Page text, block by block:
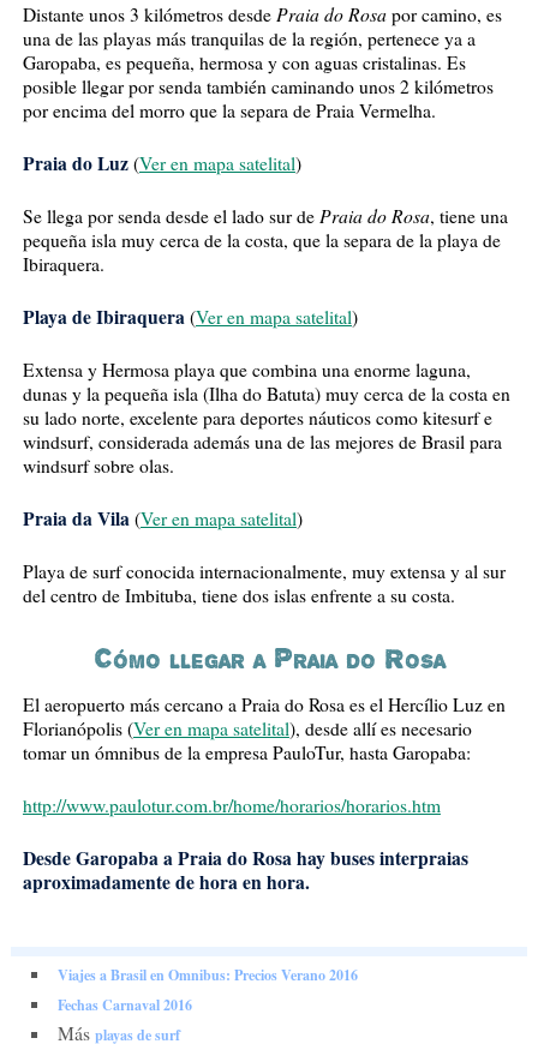
Distante unos 3 kilómetros desde Praia do Rosapor camino, es
una de las playas más tranquilas de la región, pertenece ya a
Garopaba, es pequeña, hermosa y con aguas cristalinas. Es
posible llegar por senda también caminando unos 2 kilómetros
por encima del morro que la separa de Praia Vermelha.
Praia do Luz(Ver en mapa satelital)
Se llega por senda desde el lado sur de Praia do Rosa, tiene una
pequeña isla muy cerca de la costa, que la separa de la playa de
Ibiraquera.
Playa de Ibiraquera(Ver en mapa satelital)
Extensa y Hermosa playa que combina una enorme laguna,
dunas y la pequeña isla (Ilha do Batuta) muy cerca de la costa en
su lado norte, excelente para deportes náuticos como kitesurf e
windsurf, considerada además una de las mejores de Brasil para
windsurf sobre olas.
Praia da Vila(Ver en mapa satelital)
Playa de surf conocida internacionalmente, muy extensa y al sur
del centro de Imbituba, tiene dos islas enfrente a su costa.
Cómo llegar a Praia do Rosa
El aeropuerto más cercano a Praia do Rosa es el Hercílio Luz en
Florianópolis (Ver en mapa satelital), desde allí es necesario
tomar un ómnibus de la empresa PauloTur, hasta Garopaba:
http://www.paulotur.com.br/home/horarios/horarios.htm
Desde Garopaba a Praia do Rosa hay buses interpraias
aproximadamente de hora en hora.
Viajes a Brasil en Omnibus: Precios Verano 2016
Fechas Carnaval 2016
Más playas de surf